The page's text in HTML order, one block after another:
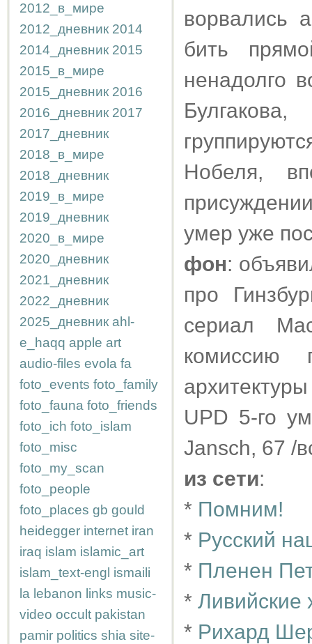
2012_в_мире
2012_дневник 2014
2014_дневник 2015
2015_в_мире
2015_дневник 2016
2016_дневник 2017
2017_дневник
2018_в_мире
2018_дневник
2019_в_мире
2019_дневник
2020_в_мире
2020_дневник
2021_дневник
2022_дневник
2025_дневник ahl-
e_haqq apple art
audio-files evola fa
foto_events foto_family
foto_fauna foto_friends
foto_ich foto_islam
foto_misc
foto_my_scan
foto_people
foto_places gb gould
heidegger internet iran
iraq islam islamic_art
islam_text-engl ismaili
la lebanon links music-
video occult pakistan
pamir politics shia site-
ворвались
бить
ненадолго
Нобеля,
умер уже
фон:
про
сериал
комиссию
UPD 5-го
Jansch, 67 /
из сети:
* Помним!
* Русский
* Пленен
* Ливийские
* Рихард